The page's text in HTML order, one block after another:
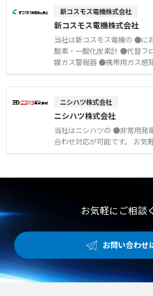
などご希望の際は当社カナデ
ださい。
新コスモス電機株式会社
新コスモス電機株式会社
当社は新コスモス電機の ●
酸素・一酸化炭素計 ●代替フ
媒ガス警報器 ●携帯用ガス感
●防爆ファン付きウェア『AIR
び問い合わせ対応が可能です
ニシハツ株式会社
ニシハツ株式会社
当社はニシハツの ●非常用発
合わせ対応が可能です。 お気
お気軽にご相談
お問い合わせ